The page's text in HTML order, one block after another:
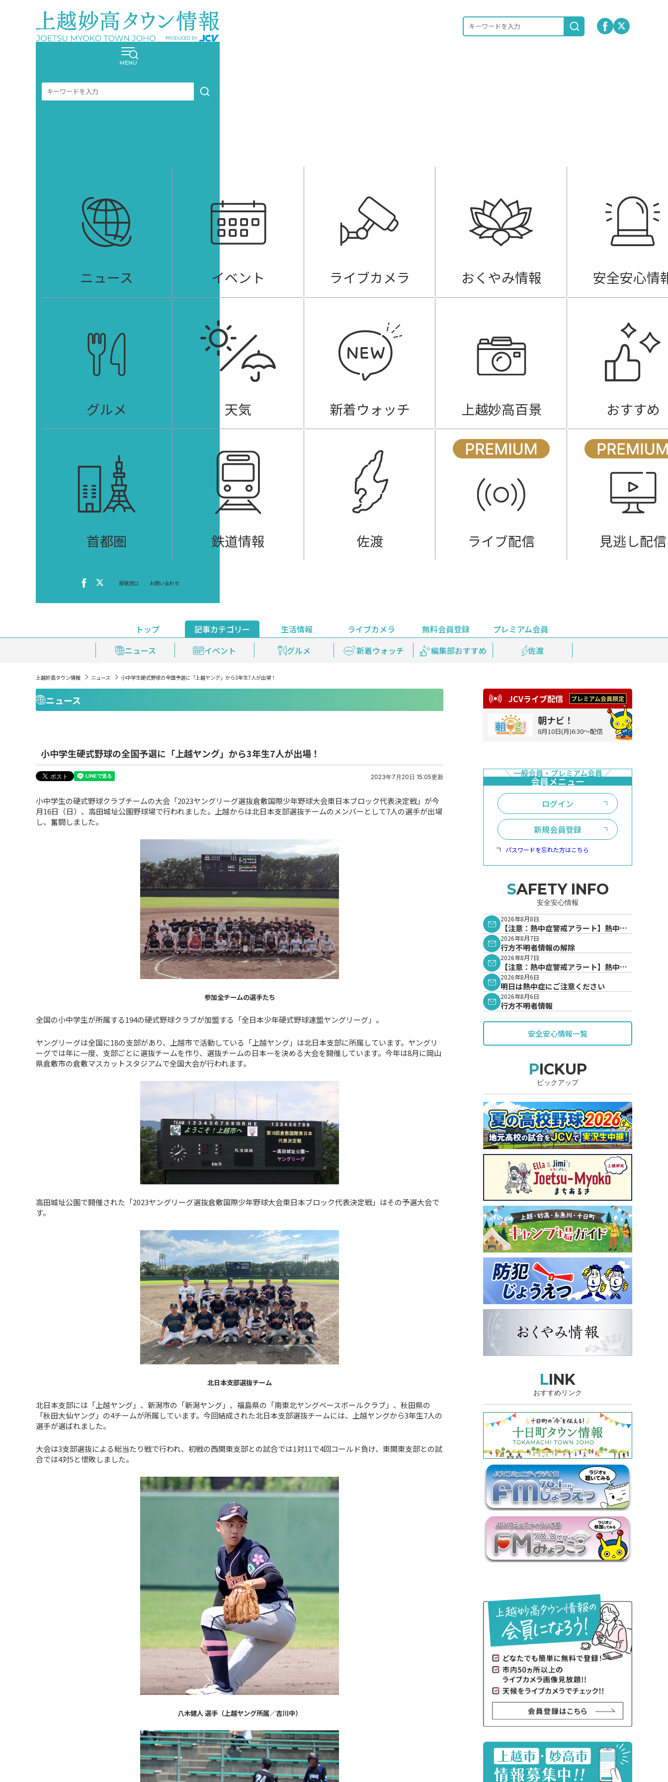
ニュース イベント ライブカメラ おくやみ情報 安全安心情
グルメ 天気 新着ウォッチ 上越妙高百景 おすすめ
首都圏 鉄道情報 佐渡 ライブ配信 見逃し配信
投稿窓口 お問い合わせ
トップ
記事カテゴリー
ニュース
イベント グルメ 新着ウォッチ 編集部おすすめ 佐渡
生活情報
おくやみ情報
安全安心情報 天気 上越妙高百景 鉄道情報
ライブカメラ 無料会員登録
プレミアム会員
ライブ配信
見逃し配信 プレミアム会員登録
上越妙高タウン情報 ニュース 小中学生硬式野球の全国予選に「上越ヤング」から3年生7人が出場！
ニュース
小中学生硬式野球の全国予選に「上越ヤング」から3年生7人が出場！
2023年7月20日 15:05更新
小中学生の硬式野球クラブチームの大会「2023ヤングリーグ選抜倉敷国際少年野球大会東日本ブロック代表決定戦」が今
月16日（日）、高田城址公園野球場で行われました。上越からは北日本支部選抜チームのメンバーとして7人の選手が出場
し、奮闘しました。
参加全チームの選手たち
全国の小中学生が所属する194の硬式野球クラブが加盟する「全日本少年硬式野球連盟ヤングリーグ」。
ヤングリーグは全国に18の支部があり、上越市で活動している「上越ヤング」は北日本支部に所属しています。ヤングリ
ーグでは年に一度、支部ごとに選抜チームを作り、選抜チームの日本一を決める大会を開催しています。今年は8月に岡山
県倉敷市の倉敷マスカットスタジアムで全国大会が行われます。
高田城址公園で開催された「2023ヤングリーグ選抜倉敷国際少年野球大会東日本ブロック代表決定戦」はその予選大会で
す。
北日本支部選抜チーム
北日本支部には「上越ヤング」、新潟市の「新潟ヤング」、福島県の「南東北ヤングベースボールクラブ」、秋田県の
「秋田大仙ヤング」の4チームが所属しています。今回結成された北日本支部選抜チームには、上越ヤングから3年生7人の
選手が選ばれました。
大会は3支部選抜による総当たり戦で行われ、初戦の西関東支部との試合では1対11で4回コールド負け、東関東支部との試
合では4対5と惜敗しました。
八木健人 選手（上越ヤング所属／吉川中）
JCVライブ配信
朝ナビ！
8月10日(月)6:30～配信
ログイン
新規会員登録
パスワードを忘れた方はこちら
SAFETY INFO
安全安心情報
2026年8月8日
【注意：熱中症警戒アラート】熱中症
警戒アラートが発表されています。
2026年8月7日
行方不明者情報の解除
2026年8月7日
【注意：熱中症警戒アラート】熱中症
警戒アラートが発表されています。
2026年8月6日
明日は熱中症にご注意ください
2026年8月6日
行方不明者情報
安全安心情報一覧
PICKUP
ピックアップ
LINK
おすすめリンク